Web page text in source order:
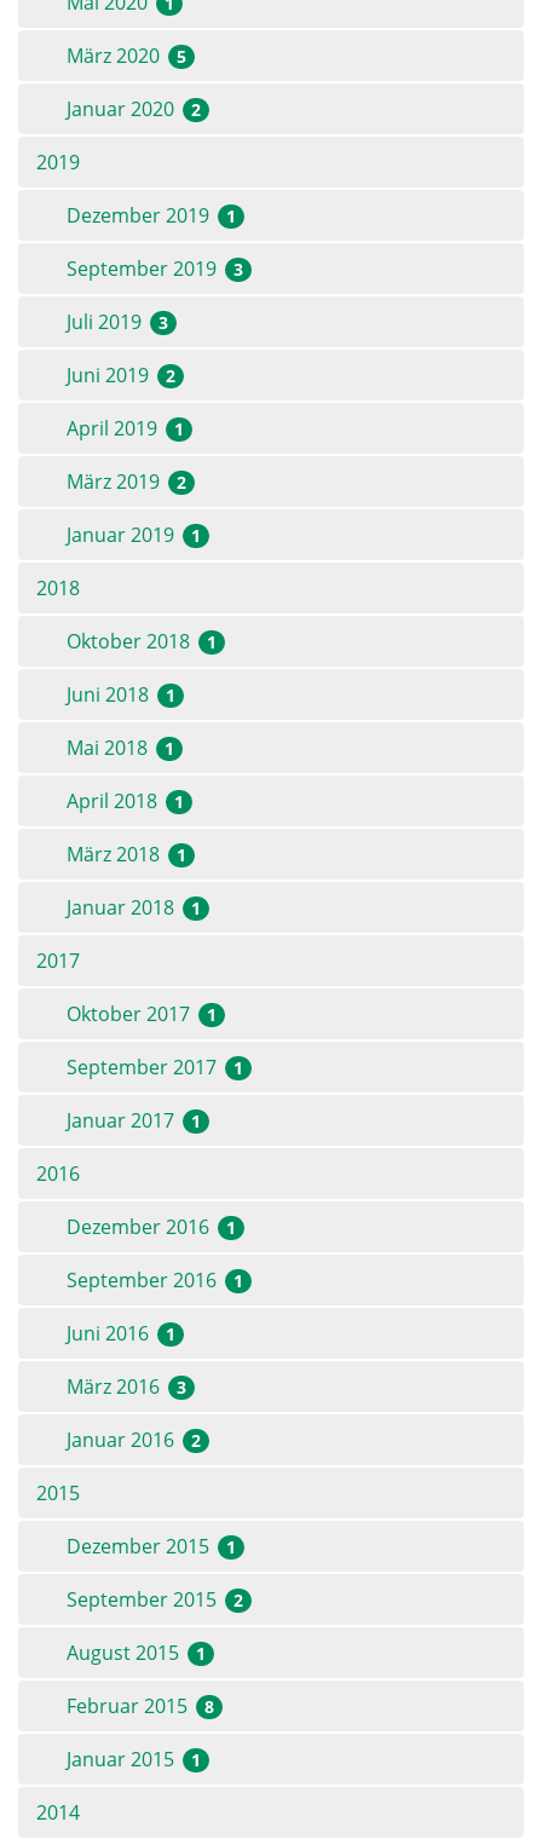
März 2020 5
Januar 2020 2
2019
Dezember 2019
1
September 2019 3
Juli 2019 3
Juni 2019 2
April 2019 1
März 2019 2
Januar 2019 1
2018
Oktober 2018
1
Juni 2018 1
Mai 2018 1
April 2018 1
März 2018 1
Januar 2018 1
2017
Oktober 2017
1
September 2017 1
Januar 2017 1
2016
Dezember 2016
1
September 2016 1
Juni 2016 1
März 2016 3
Januar 2016 2
2015
Dezember 2015
1
September 2015 2
August 2015 1
Februar 2015 8
Januar 2015 1
2014